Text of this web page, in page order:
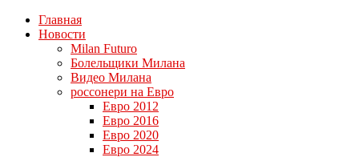
Главная
Новости
Milan Futuro
Болельщики Милана
Видео Милана
россонери на Евро
Евро 2012
Евро 2016
Евро 2020
Евро 2024